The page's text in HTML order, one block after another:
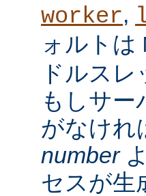
worker,
ォルトは
ドルス
もしサー
がなけれ
number
セスが生